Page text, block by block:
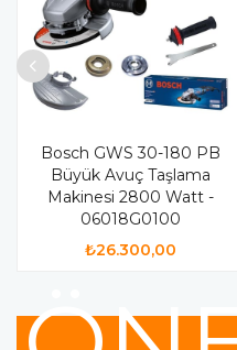
Bosch GWS 30-180 PB
Büyük Avuç Taşlama
Makinesi 2800 Watt -
06018G0100
₺26.300,00